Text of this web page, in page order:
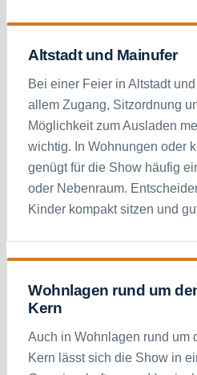
Altstadt und Mainufer
Bei einer Feier in Altstadt
allem Zugang, Sitzordnung
Möglichkeit zum Ausladen
wichtig. In Wohnungen oder
genügt für die Show häufig
oder Nebenraum.
Kinder kompakt sitzen und
Wohnlagen rund um
Kern
Auch in Wohnlagen rund um
Kern lässt sich die Show in